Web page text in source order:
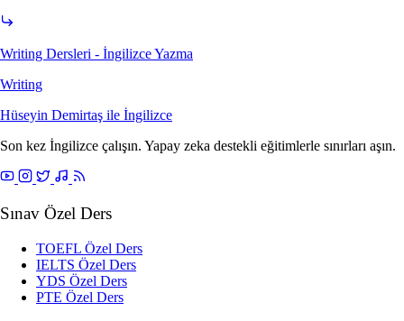
Writing Dersleri - İngilizce Yazma
Writing
Hüseyin Demirtaş ile İngilizce
Son kez İngilizce çalışın. Yapay zeka destekli eğitimlerle sınırları aşın.
Sınav Özel Ders
TOEFL Özel Ders
IELTS Özel Ders
YDS Özel Ders
PTE Özel Ders